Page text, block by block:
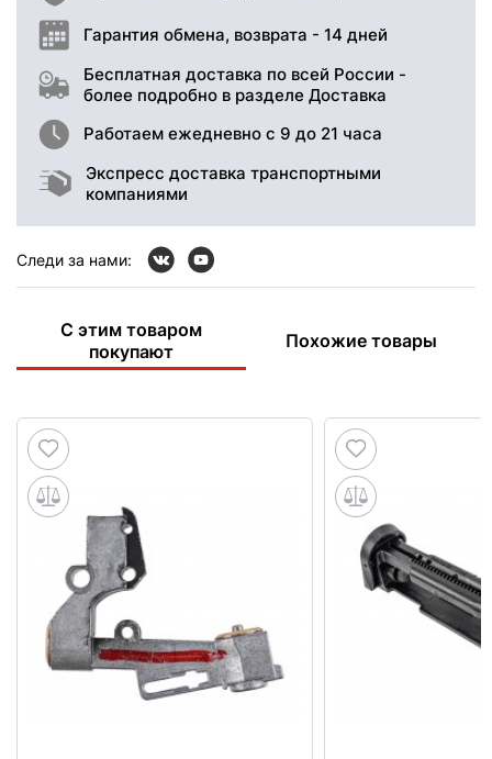
Гарантия обмена, возврата - 14 дней
Бесплатная доставка по всей России -
более подробно в разделе Доставка
Работаем ежедневно с 9 до 21 часа
Экспресс доставка транспортными
компаниями
Следи за нами:
С этим товаром
покупают
Похожие товары